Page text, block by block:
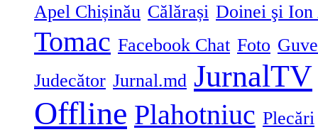
Apel Chișinău Călărași Doinei şi Ion
Tomac Facebook Chat Foto
Judecător Jurnal.md JurnalTV
Offline Plahotniuc Plecări